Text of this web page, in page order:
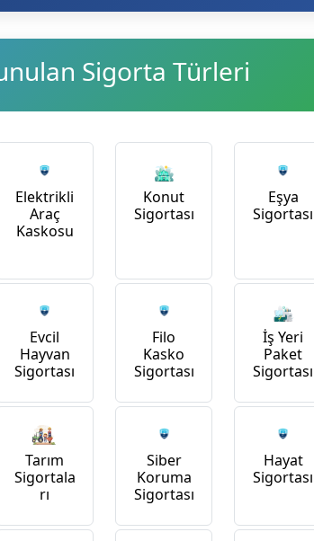
Sigorta Türleri
Elektrikli
Araç
Kaskosu
Konut
Sigortası
Eşya
Sigortası
Evcil
Hayvan
Sigortası
Filo
Kasko
Sigortası
İş Yeri
Paket
Sigortası
Tarım
Sigortala
rı
Siber
Koruma
Sigortası
Hayat
Sigortası